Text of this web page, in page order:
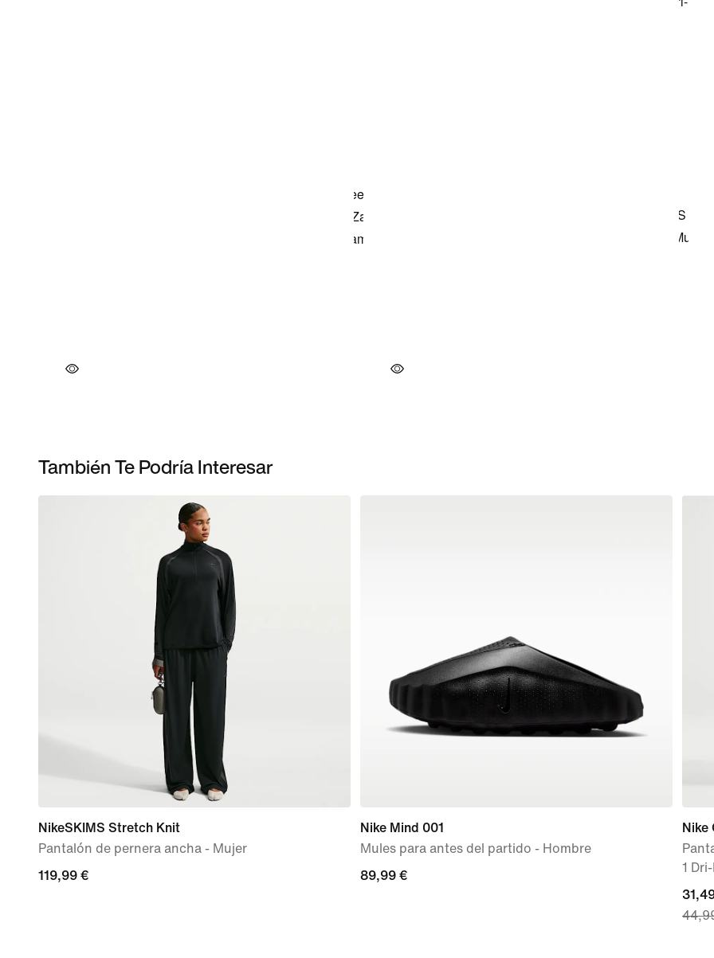
También Te Podría Interesar
NikeSKIMS Stretch Knit
Pantalón de pernera ancha - Mujer
119,99 €
119,99 €
Nike Mind 001
Mules para antes del partido - Hombre
89,99 €
89,99 €
Nike
1
price